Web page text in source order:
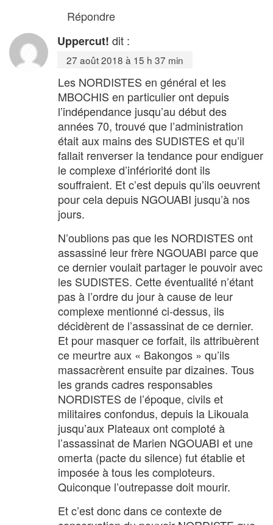
Répondre
Uppercut! dit :
27 août 2018 à 15 h 37 min
Les NORDISTES en général et les
MBOCHIS en particulier ont depuis
l’indépendance jusqu’au début des
années 70, trouvé que l’administration
était aux mains des SUDISTES et qu’il
fallait renverser la tendance pour endiguer
le complexe d’infériorité dont ils
souffraient. Et c’est depuis qu’ils oeuvrent
pour cela depuis NGOUABI jusqu’à nos
jours.
N’oublions pas que les NORDISTES ont
assassiné leur frère NGOUABI parce que
ce dernier voulait partager le pouvoir avec
les SUDISTES. Cette éventualité n’étant
pas à l’ordre du jour à cause de leur
complexe mentionné ci-dessus, ils
décidèrent de l’assassinat de ce dernier.
Et pour masquer ce forfait, ils attribuèrent
ce meurtre aux « Bakongos » qu’ils
massacrèrent ensuite par dizaines. Tous
les grands cadres responsables
NORDISTES de l’époque, civils et
militaires confondus, depuis la Likouala
jusqu’aux Plateaux ont comploté à
l’assassinat de Marien NGOUABI et une
omerta (pacte du silence) fut établie et
imposée à tous les comploteurs.
Quiconque l’outrepasse doit mourir.
Et c’est donc dans ce contexte de